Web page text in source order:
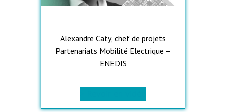
Alexandre Caty, chef de projets
Partenariats Mobilité Electrique –
ENEDIS